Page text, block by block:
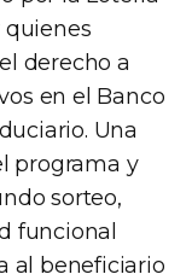
quienes
derecho a
en el Banco
Una
programa y
sorteo,
funcional
al beneficiario